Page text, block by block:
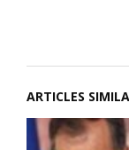
ARTICLES